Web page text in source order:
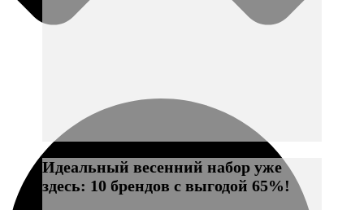
Идеальный весенний набор уже
здесь: 10 брендов с выгодой 65%!